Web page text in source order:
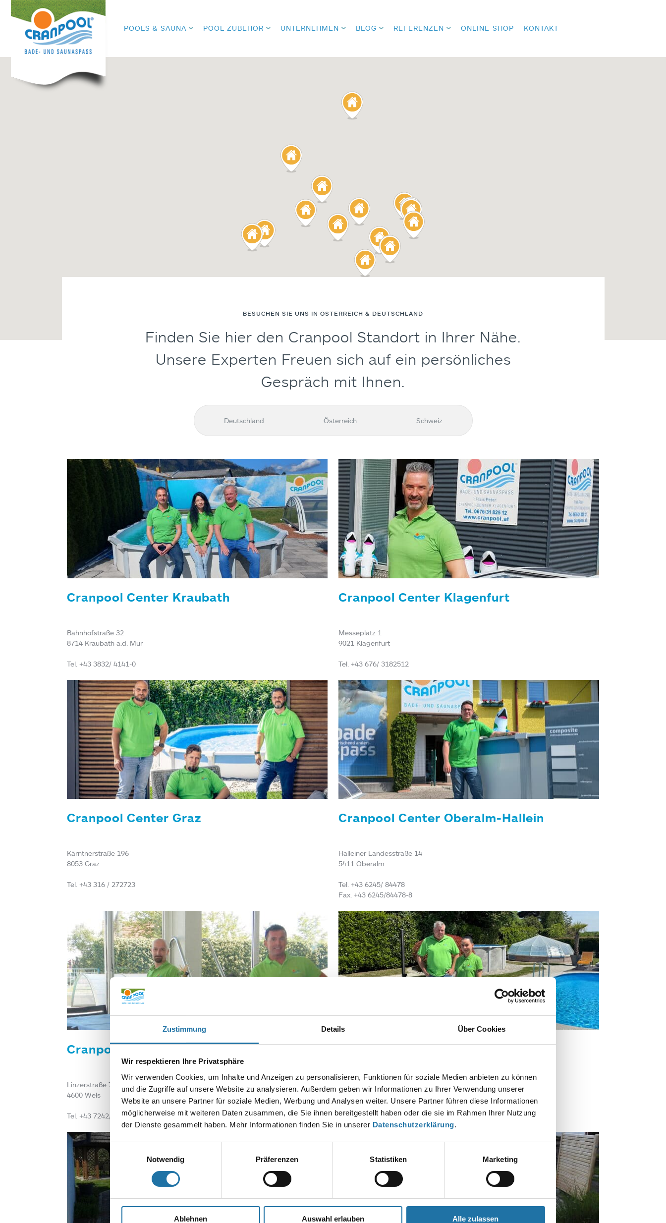
Zustimmung Details Über Cookies
Wir respektieren Ihre Privatsphäre
Wir verwenden Cookies, um Inhalte und Anzeigen zu personalisieren, Funktionen für soziale Medien anbieten zu können
und die Zugriffe auf unsere Website zu analysieren. Außerdem geben wir Informationen zu Ihrer Verwendung unserer
Website an unsere Partner für soziale Medien, Werbung und Analysen weiter. Unsere Partner führen diese Informationen
möglicherweise mit weiteren Daten zusammen, die Sie ihnen bereitgestellt haben oder die sie im Rahmen Ihrer Nutzung
der Dienste gesammelt haben. Mehr Informationen finden Sie in unserer Datenschutzerklärung.
Notwendig
Präferenzen Statistiken Marketing
Ablehnen Auswahl erlauben Alle zulassen
POOLS & SAUNA POOL ZUBEHÖR UNTERNEHMEN BLOG REFERENZEN ONLINE-SHOP KONTAKT
BESUCHEN SIE UNS IN ÖSTERREICH & DEUTSCHLAND
Finden Sie hier den Cranpool Standort in Ihrer Nähe.
Unsere Experten Freuen sich auf ein persönliches
Gespräch mit Ihnen.
Deutschland Österreich Schweiz
Cranpool Center Kraubath
Bahnhofstraße 32
8714 Kraubath a.d. Mur
Tel. +43 3832/ 4141-0
Cranpool Center Klagenfurt
Messeplatz 1
9021 Klagenfurt
Tel. +43 676/ 3182512
Cranpool Center Graz
Kärntnerstraße 196
8053 Graz
Tel. +43 316 / 272723
Cranpool Center Oberalm-Hallein
Halleiner Landesstraße 14
5411 Oberalm
Tel. +43 6245/ 84478
Fax. +43 6245/84478-8
Cranpool Center Wels
Linzerstraße 78
4600 Wels
Tel. +43 7242/ 60630
Cranpool Center Wien-Vösendorf
Schönbrunner Allee 63
2331 Vösendorf
Tel. +43 1/ 6994676